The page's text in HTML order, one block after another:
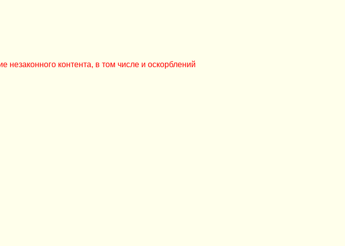
контента, в том числе и оскорблений